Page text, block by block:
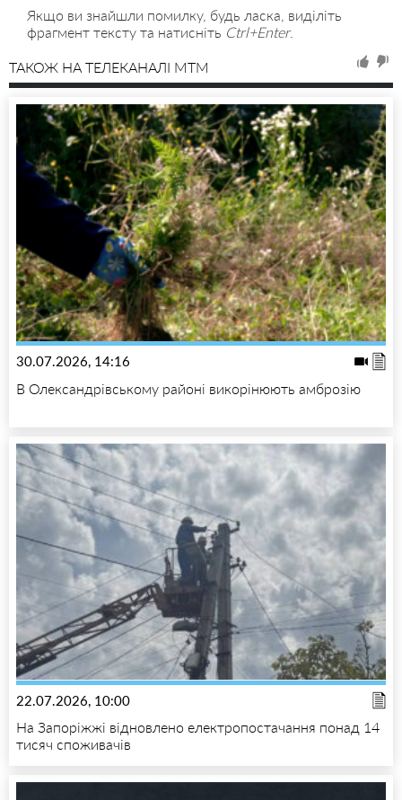
Якщо ви знайшли помилку, будь ласка, виділіть
фрагмент тексту та натисніть Ctrl+Enter.
ТАКОЖ НА ТЕЛЕКАНАЛІ MTM
30.07.2026, 14:16
В Олександрівському районі викорінюють амброзію
22.07.2026, 10:00
На Запоріжжі відновлено електропостачання понад 14
тисяч споживачів